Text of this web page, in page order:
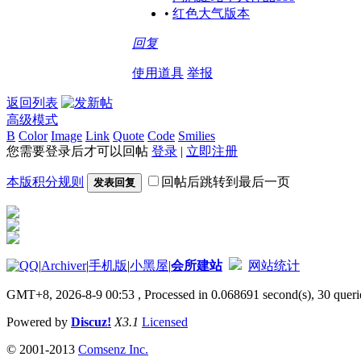
• 红色大气版本
回复
使用道具 举报
返回列表
高级模式
B Color Image Link Quote Code Smilies
您需要登录后才可以回帖 登录 | 立即注册
本版积分规则 发表回复 回帖后跳转到最后一页
|Archiver|手机版|小黑屋|会所建站 网站统计
GMT+8, 2026-8-9 00:53 , Processed in 0.068691 second(s), 30
Powered by Discuz! X3.1 Licensed
© 2001-2013 Comsenz Inc.